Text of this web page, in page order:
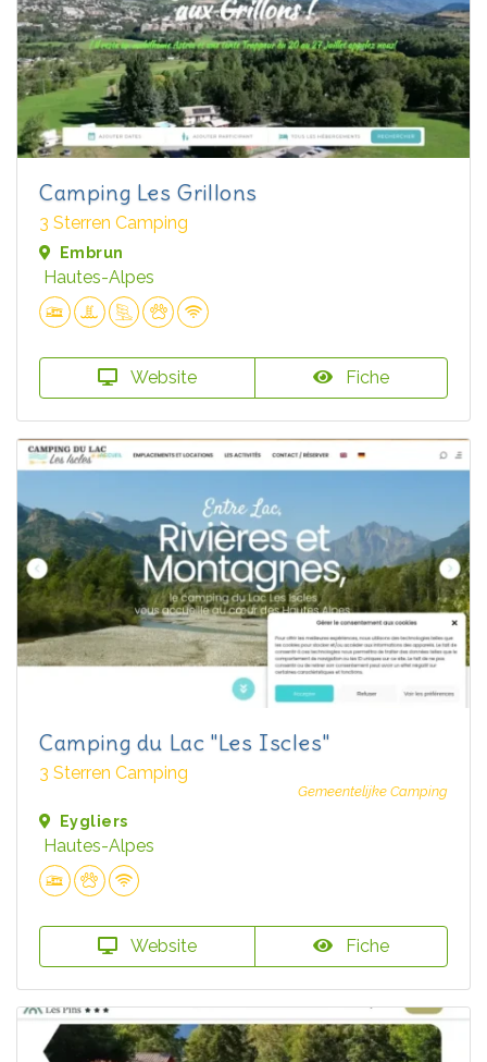
Camping Les Grillons
3 Sterren Camping
Embrun
Hautes-Alpes
Website Fiche
Camping du Lac "Les Iscles"
3 Sterren Camping
Gemeentelijke Camping
Eygliers
Hautes-Alpes
Website Fiche